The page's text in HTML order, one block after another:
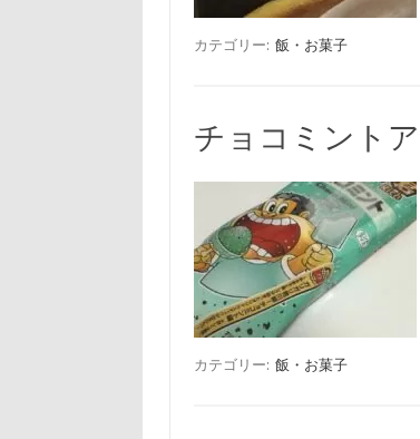
カテゴリー: 飯・お菓子
チョコミント
カテゴリー: 飯・お菓子